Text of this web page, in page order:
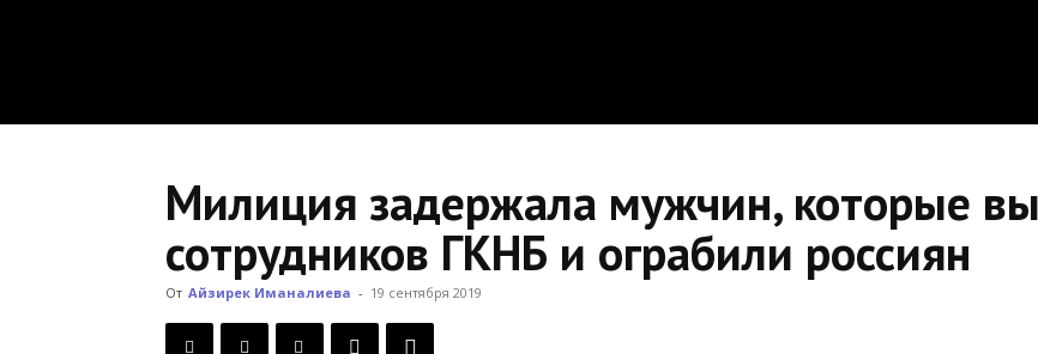
Милиция задержала мужчин, которые
сотрудников ГКНБ и ограбили россиян
От Айзирек Иманалиева - 19 сентября 2019